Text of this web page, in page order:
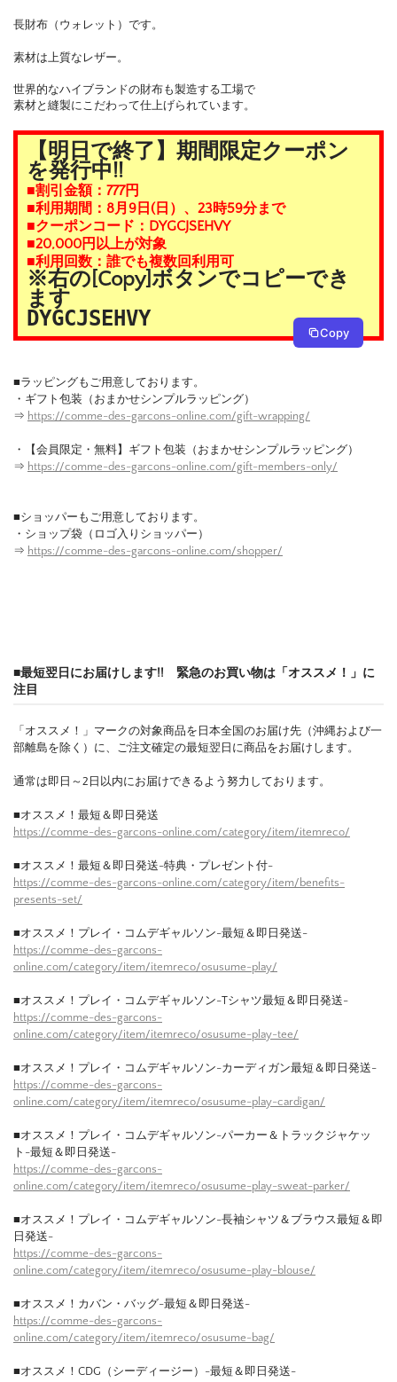
長財布（ウォレット）です。
素材は上質なレザー。
世界的なハイブランドの財布も製造する工場で
素材と縫製にこだわって仕上げられています。
【明日で終了】期間限定クーポン
を発行中!!
■割引金額：777円
■利用期間：8月9日(日）、23時59分まで
■クーポンコード：DYGCJSEHVY
■20,000円以上が対象
■利用回数：誰でも複数回利用可
※右の[Copy]ボタンでコピーでき
ます
DYGCJSEHVY
Copy
■ラッピングもご用意しております。
・ギフト包装（おまかせシンプルラッピング）
⇒ https://comme-des-garcons-online.com/gift-wrapping/
・【会員限定・無料】ギフト包装（おまかせシンプルラッピング）
⇒ https://comme-des-garcons-online.com/gift-members-only/
■ショッパーもご用意しております。
・ショップ袋（ロゴ入りショッパー）
⇒ https://comme-des-garcons-online.com/shopper/
■最短翌日にお届けします!! 緊急のお買い物は「オススメ！」に
注目
「オススメ！」マークの対象商品を日本全国のお届け先（沖縄および一
部離島を除く）に、ご注文確定の最短翌日に商品をお届けします。
通常は即日～2日以内にお届けできるよう努力しております。
■オススメ！最短＆即日発送
https://comme-des-garcons-online.com/category/item/itemreco/
■オススメ！最短＆即日発送-特典・プレゼント付-
https://comme-des-garcons-online.com/category/item/benefits-
presents-set/
■オススメ！プレイ・コムデギャルソン-最短＆即日発送-
https://comme-des-garcons-
online.com/category/item/itemreco/osusume-play/
■オススメ！プレイ・コムデギャルソン-Tシャツ最短＆即日発送-
https://comme-des-garcons-
online.com/category/item/itemreco/osusume-play-tee/
■オススメ！プレイ・コムデギャルソン-カーディガン最短＆即日発送-
https://comme-des-garcons-
online.com/category/item/itemreco/osusume-play-cardigan/
■オススメ！プレイ・コムデギャルソン-パーカー＆トラックジャケッ
ト-最短＆即日発送-
https://comme-des-garcons-
online.com/category/item/itemreco/osusume-play-sweat-parker/
■オススメ！プレイ・コムデギャルソン-長袖シャツ＆ブラウス最短＆即
日発送-
https://comme-des-garcons-
online.com/category/item/itemreco/osusume-play-blouse/
■オススメ！カバン・バッグ-最短＆即日発送-
https://comme-des-garcons-
online.com/category/item/itemreco/osusume-bag/
■オススメ！CDG（シーディージー）-最短＆即日発送-